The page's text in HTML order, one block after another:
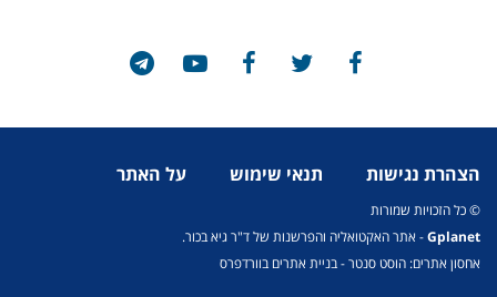
הצהרת נגישות תנאי שימוש על האתר
© כל הזכויות שמורות
Gplanet- אתר האקטואליה והפרשנות של ד"ר גיא בכור.
אחסון אתרים: הוסט סנטר-בניית אתרים בוורדפרס